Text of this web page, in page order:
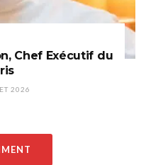
Chef Exécutif du
2026